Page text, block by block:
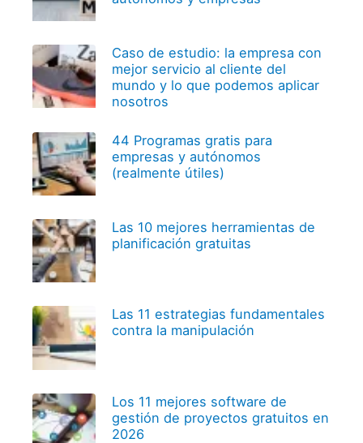
Caso de estudio: la empresa con
mejor servicio al cliente del
mundo y lo que podemos aplicar
nosotros
44 Programas gratis para
empresas y autónomos
(realmente útiles)
Las 10 mejores herramientas de
planificación gratuitas
Las 11 estrategias fundamentales
contra la manipulación
Los 11 mejores software de
gestión de proyectos gratuitos en
2026